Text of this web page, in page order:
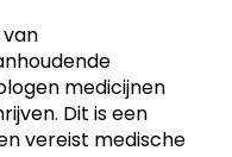
medicijnen
Dit is een
vereist medische